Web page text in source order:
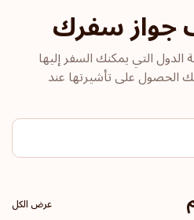
جواز سفرك
التي يمكنك السفر إليها
الحصول على تأشيرتها عند
عرض الكل